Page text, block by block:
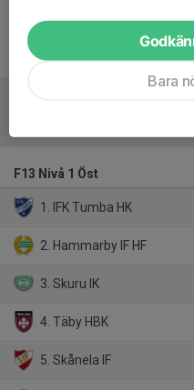
F13 Nivå 1 Öst
1. IFK Tumba HK
2. Hammarby IF HF
3. Skuru IK
4. Täby HBK
5. Skånela IF
Bara